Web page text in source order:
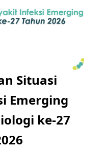
Situasi
Emerging
ke-27